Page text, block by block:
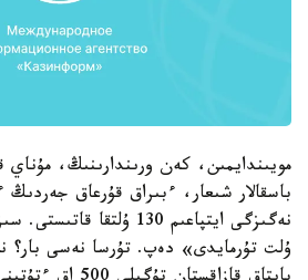
مويىندايمىن، كەن ورىندارىنىڭ، مۇناي
باسقالار شىعار، ءبىراق قۇرعاق
ۇلت تۇرمايدى» دەپ. تۇرسا نەسى بار؟